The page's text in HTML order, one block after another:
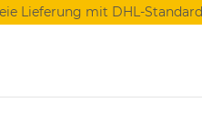
Lieferung mit DHL-